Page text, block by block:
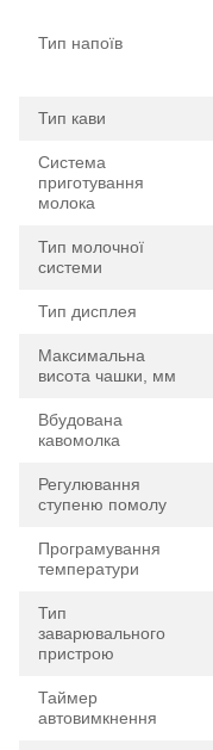
Тип напоїв
Тип кави
Система
приготування
молока
Тип молочної
системи
Тип дисплея
Максимальна
висота чашки, мм
Вбудована
кавомолка
Регулювання
ступеню помолу
Програмування
температури
Тип
заварювального
пристрою
Таймер
автовимкнення